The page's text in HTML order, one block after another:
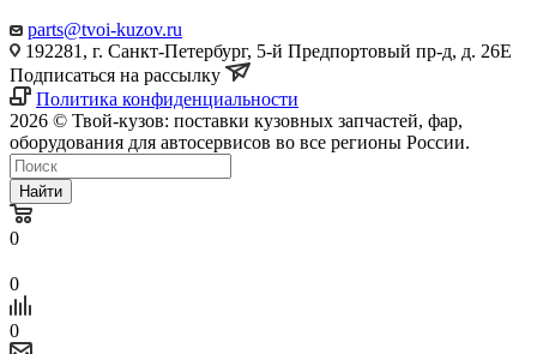
parts@tvoi-kuzov.ru
192281, г. Санкт-Петербург, 5-й Предпортовый пр-д, д. 26Е
Подписаться на рассылку
Политика конфиденциальности
2026 © Твой-кузов: поставки кузовных запчастей, фар,
оборудования для автосервисов во все регионы России.
Найти
0
0
0